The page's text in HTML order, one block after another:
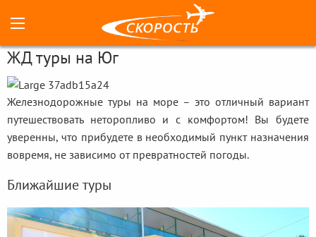
ЖД туры на Юг
Железнодорожные туры на море – это отличный вариант
путешествовать неторопливо и с комфортом! Вы будете
уверенны, что прибудете в необходимый пункт назначения
вовремя, не зависимо от превратностей погоды.
Ближайшие туры